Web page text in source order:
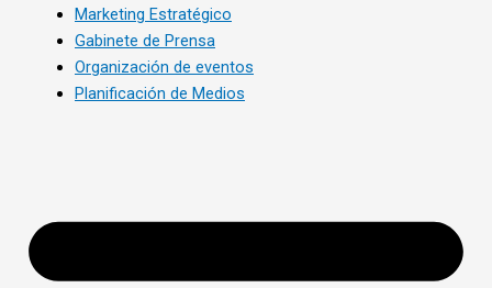
Marketing Estratégico
Gabinete de Prensa
Organización de eventos
Planificación de Medios